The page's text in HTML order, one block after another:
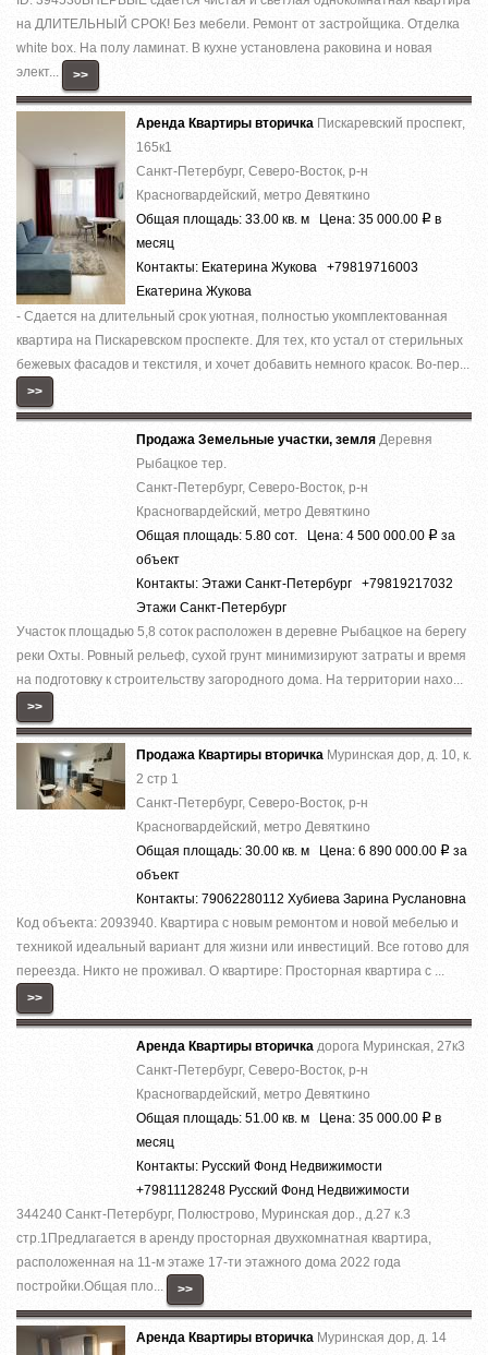
на ДЛИТЕЛЬНЫЙ СРОК! Без мебели. Ремонт от застройщика. Отделка
white box. На полу ламинат. В кухне установлена раковина и новая
элект...
>>
Аренда Квартиры вторичка Пискаревский проспект,
165к1
Санкт-Петербург, Северо-Восток, р-н
Красногвардейский, метро Девяткино
Общая площадь: 33.00 кв. м Цена: 35 000.00 Р в
месяц
Контакты: Екатерина Жукова +79819716003
Екатерина Жукова
- Сдается на длительный срок уютная, полностью укомплектованная
квартира на Пискаревском проспекте. Для тех, кто устал от стерильных
бежевых фасадов и текстиля, и хочет добавить немного красок. Во-пер...
>>
Продажа Земельные участки, земля Деревня
Рыбацкое тер.
Санкт-Петербург, Северо-Восток, р-н
Красногвардейский, метро Девяткино
Общая площадь: 5.80 сот. Цена: 4 500 000.00 Р за
объект
Контакты: Этажи Санкт-Петербург +79819217032
Этажи Санкт-Петербург
Участок площадью 5,8 соток расположен в деревне Рыбацкое на берегу
реки Охты. Ровный рельеф, сухой грунт минимизируют затраты и время
на подготовку к строительству загородного дома. На территории нахо...
>>
Продажа Квартиры вторичка Муринская дор, д. 10, к.
2 стр 1
Санкт-Петербург, Северо-Восток, р-н
Красногвардейский, метро Девяткино
Общая площадь: 30.00 кв. м Цена: 6 890 000.00 Р за
объект
Контакты: 79062280112 Хубиева Зарина Руслановна
Код объекта: 2093940. Квартира с новым ремонтом и новой мебелью и
техникой идеальный вариант для жизни или инвестиций. Все готово для
переезда. Никто не проживал. О квартире: Просторная квартира с ...
>>
Аренда Квартиры вторичка дорога Муринская, 27к3
Санкт-Петербург, Северо-Восток, р-н
Красногвардейский, метро Девяткино
Общая площадь: 51.00 кв. м Цена: 35 000.00 Р в
месяц
Контакты: Русский Фонд Недвижимости
+79811128248 Русский Фонд Недвижимости
344240 Санкт-Петербург, Полюстрово, Муринская дор., д.27 к.3
стр.1Предлагается в аренду просторная двухкомнатная квартира,
расположенная на 11-м этаже 17-ти этажного дома 2022 года
постройки.Общая пло...
>>
Аренда Квартиры вторичка Муринская дор, д. 14